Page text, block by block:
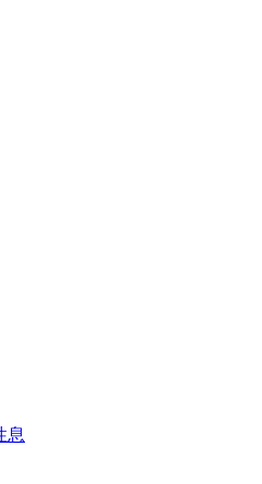
息